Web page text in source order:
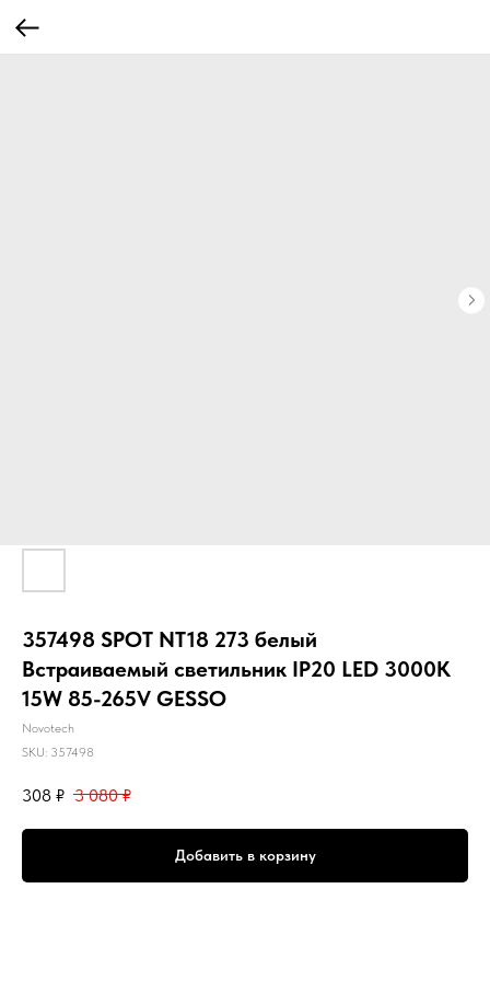
357498 SPOT NT18 273 белый
Встраиваемый светильник IP20 LED 3000K
15W 85-265V GESSO
Novotech
SKU: 357498
308 ₽ 3 080 ₽
Добавить в корзину